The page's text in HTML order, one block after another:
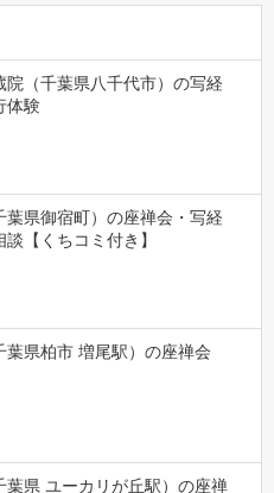
院（千葉県八千代市）の写経
体験
葉県御宿町）の座禅会・写経
【くちコミ付き】
葉県柏市 増尾駅）の座禅会
葉県 ユーカリが丘駅）の座禅